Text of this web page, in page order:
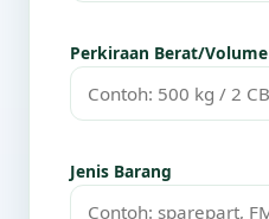
Perkiraan Berat/Volume
Jenis Barang